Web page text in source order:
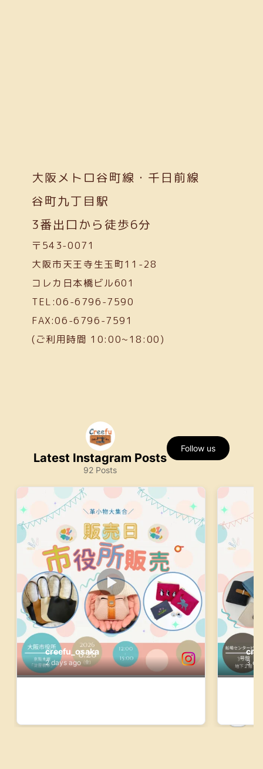
大阪メトロ谷町線・千日前線
谷町九丁目駅
3番出口から徒歩6分
〒543-0071
大阪市天王寺生玉町11-28
コレカ日本橋ビル601
TEL:06-6796-7590
FAX:06-6796-7591
(ご利用時間 10:00~18:00)